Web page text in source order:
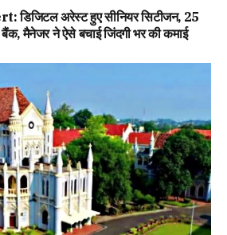
अरेस्ट हुए सीनियर सिटीजन, 25
मैनेजर ने ऐसे बचाई जिंदगी भर की कमाई